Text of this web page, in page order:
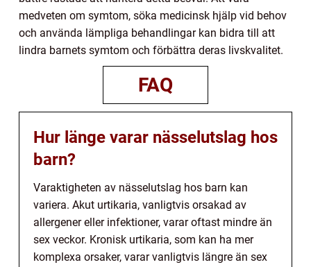
medveten om symtom, söka medicinsk hjälp vid behov
och använda lämpliga behandlingar kan bidra till att
lindra barnets symtom och förbättra deras livskvalitet.
FAQ
Hur länge varar nässelutslag hos
barn?
Varaktigheten av nässelutslag hos barn kan
variera. Akut urtikaria, vanligtvis orsakad av
allergener eller infektioner, varar oftast mindre än
sex veckor. Kronisk urtikaria, som kan ha mer
komplexa orsaker, varar vanligtvis längre än sex